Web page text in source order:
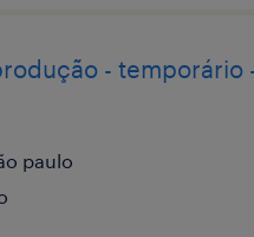
- temporário
paulo